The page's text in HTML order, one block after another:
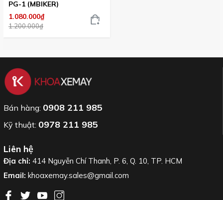
PG-1 (MBIKER)
1.080.000₫
1.200.000₫
Bán hàng: 0908 211 985
Kỹ thuật: 0978 211 985
Liên hệ
Địa chỉ: 414 Nguyễn Chí Thanh, P. 6, Q. 10, TP. HCM
Email: khoaxemay.sales@gmail.com